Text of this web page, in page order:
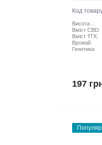
Код
Висота
рослини:
Вміст CBD:
Вміст ТГК:
Врожай:
Генетика:
197